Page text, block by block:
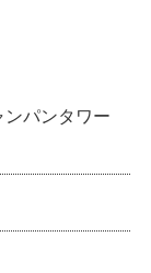
ンパンタワー